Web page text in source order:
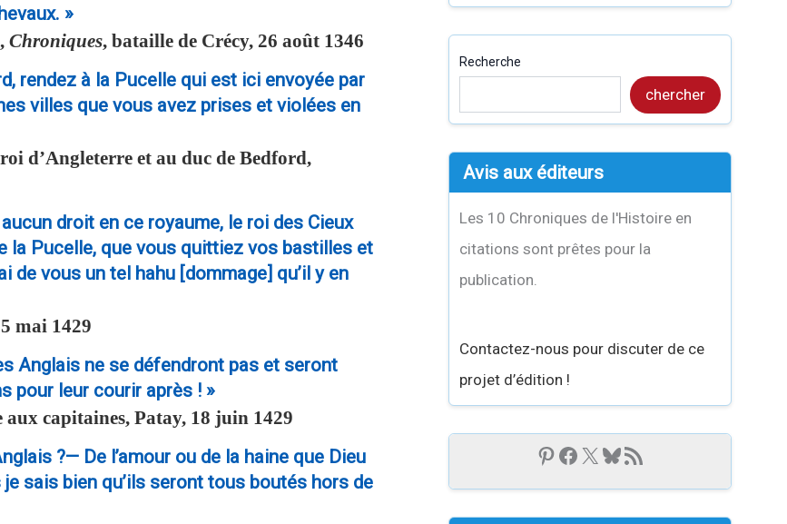
»
Chroniques, bataille de Crécy, 26 août 1346
rendez à la Pucelle qui est ici envoyée par
villes que vous avez prises et violées en
d’Angleterre et au duc de Bedford,
droit en ce royaume, le roi des Cieux
la Pucelle, que vous quittiez vos bastilles et
de vous un tel hahu [dommage] qu’il y en
mai 1429
Anglais ne se défendront pas et seront
pour leur courir après ! »
aux capitaines, Patay, 18 juin 1429
?— De l’amour ou de la haine que Dieu
je sais bien qu’ils seront tous boutés hors de
Recherche
chercher
Avis aux éditeurs
Les 10 Chroniques de l'Histoire en
citations sont prêtes pour la
publication.
Contactez-nous pour discuter de ce
projet d’édition !